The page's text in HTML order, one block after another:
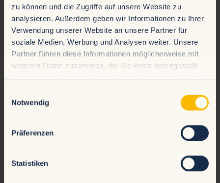
zu können und die Zugriffe auf unsere Website zu
analysieren. Außerdem geben wir Informationen zu Ihrer
Verwendung unserer Website an unsere Partner für
soziale Medien, Werbung und Analysen weiter. Unsere
Partner führen diese Informationen möglicherweise mit
weiteren Daten zusammen, die Sie ihnen bereitgestellt
Notwendig
Präferenzen
Statistiken
Arabisches Dampfbad